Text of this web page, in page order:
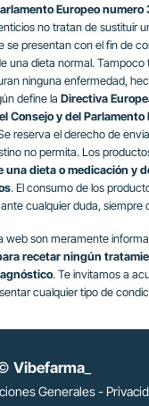
Europeo
no tratan de sustituir
se presentan con el fin de
una dieta normal. Tampoco
ninguna enfermedad,
define la Directiva
Consejo y del Parlamento
reserva el derecho de
no permita. Los
una dieta o medicación y
. El consumo de los
cualquier duda, siempre
web son meramente
recetar ningún
. Te invitamos a
cualquier tipo de
Vibefarma
Generales-